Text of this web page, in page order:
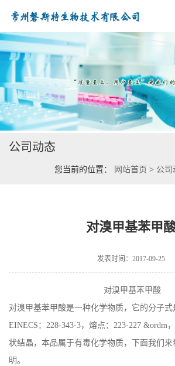
公司首页
公司介绍
公司动态
公司动态
您当前的位置： 网站首页 > 公司
对溴甲基苯甲
发表时间：2017-09-25
对溴甲基苯甲酸
对溴甲基苯甲酸是一种化学物质，它的分子式
EINECS：228-343-3，熔点：223-227 &ordm
状结晶，本品属于有毒化学物质，下面我们
明。